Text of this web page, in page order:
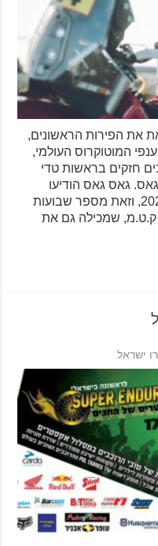
את הפירות הראשונים,
המוטוקרוס העולמי,
חזקים בראשות טדי
גאס גאס הודיעו
הערב על תכנית המרוצים לעונת 2020, וזאת מספר שבועות
ק.ט.מ, שמכילה גם את
ישראל